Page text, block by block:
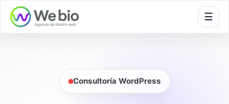
☰
Consultoría WordPress